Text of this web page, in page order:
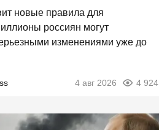
новые правила для
россиян могут
изменениями уже до
4 авг 2026 4 924